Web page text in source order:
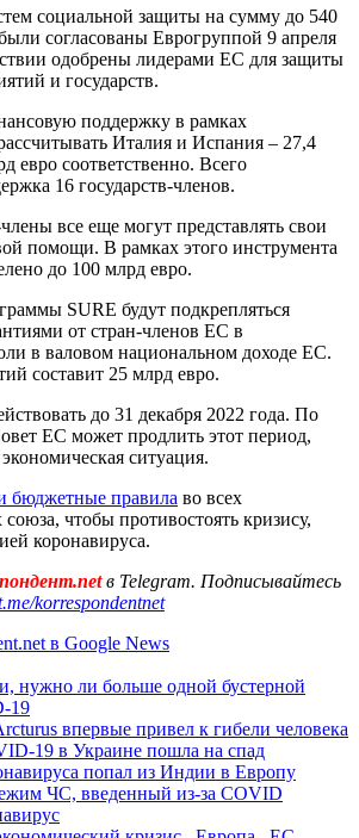
социальной защиты на сумму до 540
согласованы Еврогруппой 9 апреля
одобрены лидерами ЕС для защиты
и государств.
поддержку в рамках
Италия и Испания – 27,4
евро соответственно. Всего
16 государств-членов.
все еще могут представлять свои
помощи. В рамках этого инструмента
до 100 млрд евро.
SURE будут подкрепляться
от стран-членов ЕС в
в валовом национальном доходе ЕС.
составит 25 млрд евро.
до 31 декабря 2022 года. По
ЕС может продлить этот период,
ситуация.
бюджетные правила во всех
союза, чтобы противостоять кризису,
коронавируса.
в Telegram. Подписывайтесь
korrespondentnet
в Google News
нужно ли больше одной бустерной
19
впервые привел к гибели человека
19 в Украине пошла на спад
попал из Индии в Европу
ЧС, введенный из-за COVID